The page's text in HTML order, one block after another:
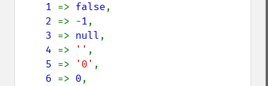
1 => false,
2 => -1,
3 => null,
4 => '' ,
5 => '0' ,
6 => 0,